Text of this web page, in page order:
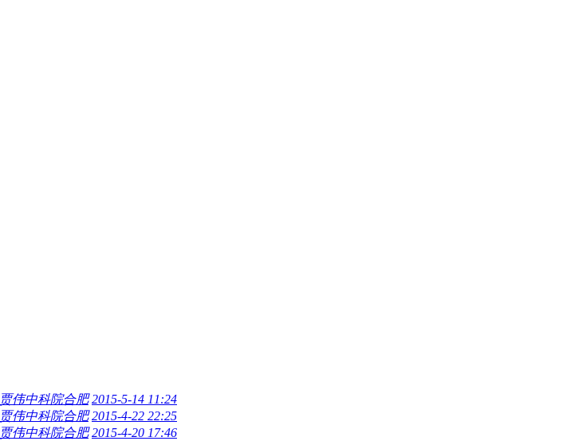
贾伟中科院合肥 2015-5-14 11:24
贾伟中科院合肥 2015-4-22 22:25
贾伟中科院合肥 2015-4-20 17:46